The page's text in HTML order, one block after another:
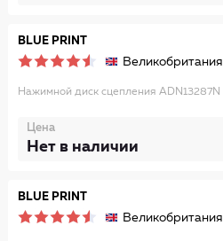
BLUE PRINT
Великобритания
Нажимной диск сцепления ADN13287N
Цена
Нет в наличии
BLUE PRINT
Великобритания